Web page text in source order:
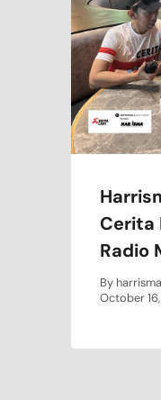
Cerita
Radio
By
October